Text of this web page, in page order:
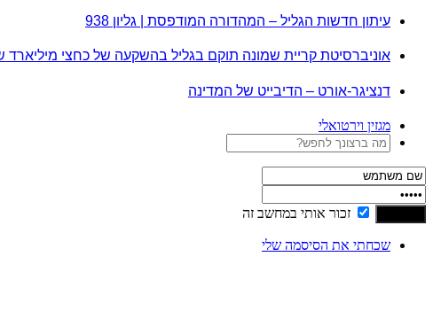
עיתון חדשות הגליל – המהדורה המודפסת | גליון 938
אוניברסיטת קריית שמונה תוקם בגליל בהשקעה של כחצי מיליארד
דנציגר-אורט – הדיבייט של המדינה
מגזין וירטואלי
זכור אותי במחשב זה
שכחתי את הסיסמה שלי